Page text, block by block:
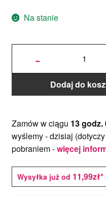
Na stanie
-
ilość Topper
Święta
EXCLUSIVE
15 x 12,7 cm
- Biały
Dodaj do
Zamów w ciągu 13 godz.
wyślemy -dzisiaj
pobraniem -więcej
Wysyłka już od 11,99zł*